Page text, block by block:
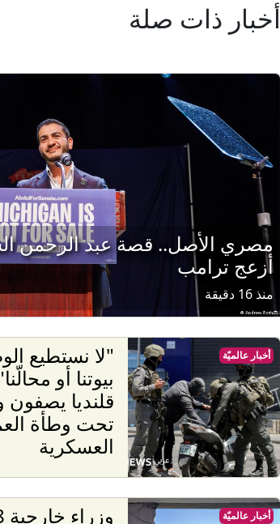
أخبار ذات صلة
مصري الأصل.. قصة عبد الرحمن
أزعج ترامب
منذ 16 دقيقة
"لا نستطيع
بيوتنا أو
قلنديا يصفون
تحت وطأة
العسكرية
أخبار عالميّة
أخبار عالميّة